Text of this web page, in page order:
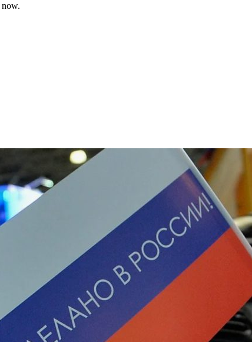
now.